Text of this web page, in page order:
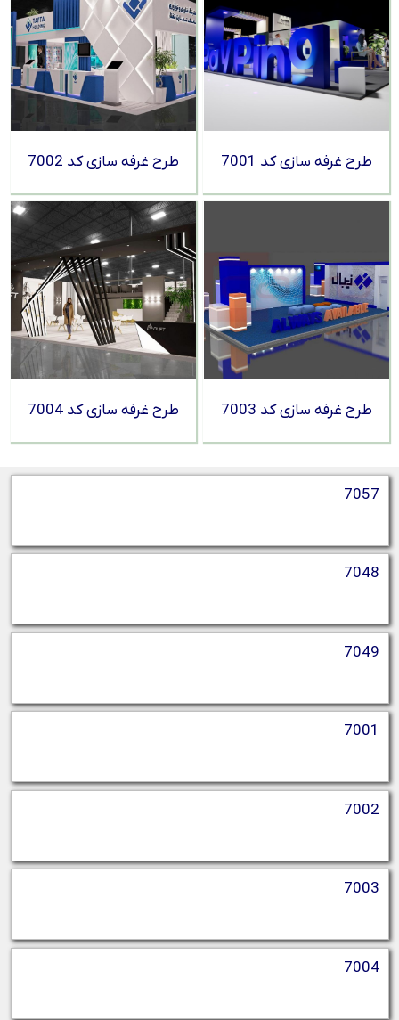
طرح غرفه سازی کد 7001 طرح غرفه سازی کد 7002
طرح غرفه سازی کد 7003 طرح غرفه سازی کد 7004
7057
7048
7049
7001
7002
7003
7004